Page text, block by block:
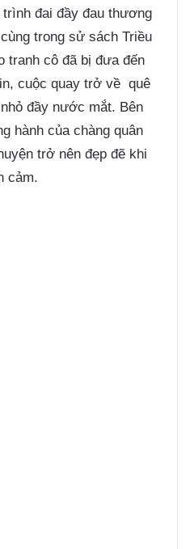
đai đầy đau thương
trong sử sách Triều
tranh cô đã bị đưa đến
cuộc quay trở về quê
đầy nước mắt. Bên
hành của chàng quân
trở nên đẹp đẽ khi
cảm.